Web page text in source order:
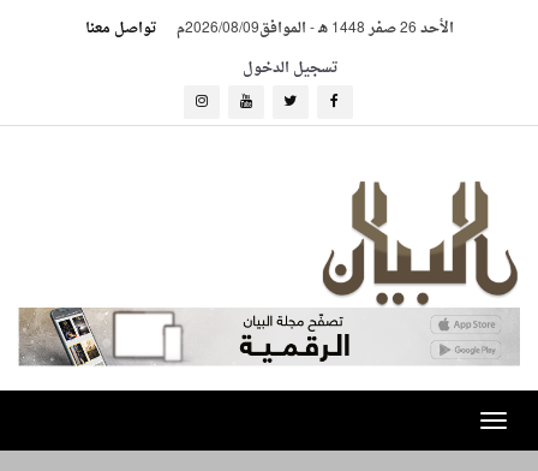
الأحد 26 صفر 1448 هـ -الموافق2026/08/09م
تواصل معنا
تسجيل الدخول
Toggle
navigation